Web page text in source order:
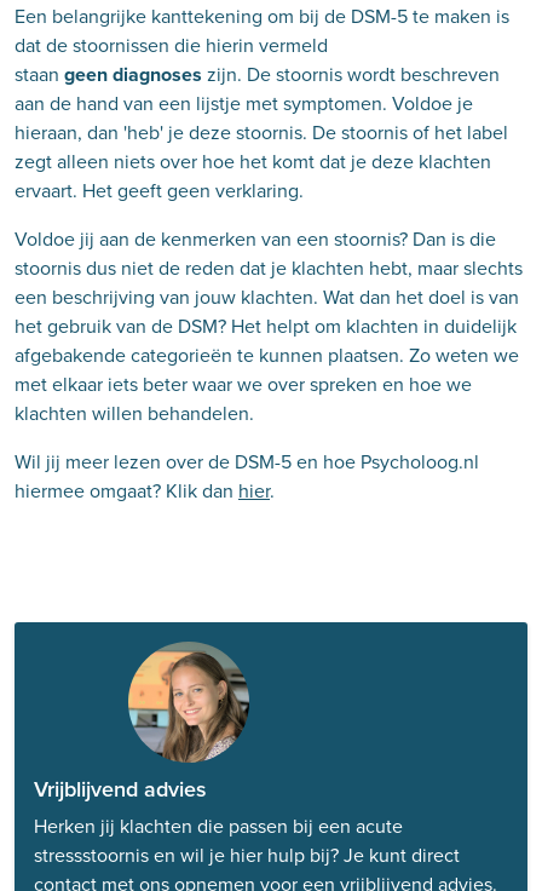
Een belangrijke kanttekening om bij de DSM-5 te maken is
dat de stoornissen die hierin vermeld
staan geen diagnoses zijn. De stoornis wordt beschreven
aan de hand van een lijstje met symptomen. Voldoe je
hieraan, dan 'heb' je deze stoornis. De stoornis of het label
zegt alleen niets over hoe het komt dat je deze klachten
ervaart. Het geeft geen verklaring.
Voldoe jij aan de kenmerken van een stoornis? Dan is die
stoornis dus niet de reden dat je klachten hebt, maar slechts
een beschrijving van jouw klachten. Wat dan het doel is van
het gebruik van de DSM? Het helpt om klachten in duidelijk
afgebakende categorieën te kunnen plaatsen. Zo weten we
met elkaar iets beter waar we over spreken en hoe we
klachten willen behandelen.
Wil jij meer lezen over de DSM-5 en hoe Psycholoog.nl
hiermee omgaat? Klik dan hier.
Vrijblijvend advies
Herken jij klachten die passen bij een acute
stressstoornis en wil je hier hulp bij? Je kunt direct
contact met ons opnemen voor een vrijblijvend advies.